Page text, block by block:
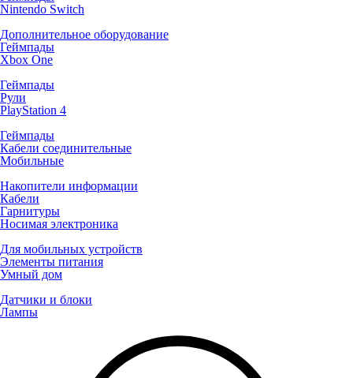
Nintendo Switch
Дополнительное оборудование
Геймпады
Xbox One
Геймпады
Рули
PlayStation 4
Геймпады
Кабели соединительные
Мобильные
Накопители информации
Кабели
Гарнитуры
Носимая электроника
Для мобильных устройств
Элементы питания
Умный дом
Датчики и блоки
Лампы